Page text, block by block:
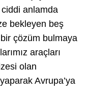
anlamda
bekleyen beş
çözüm bulmaya
araçları
olan
Avrupa’ya